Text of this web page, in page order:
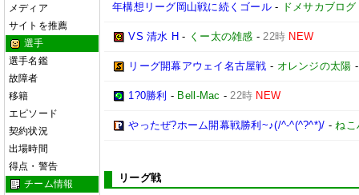
メディア
サイトを推薦
選手
選手名鑑
故障者
移籍
エピソード
契約状況
出場時間
得点・警告
チーム情報
年構想リーグ岡山戦に続くゴール - ドメサカブログ
VS 清水 H - くー太の雑感 -22時 NEW
リーグ開幕アウェイ名古屋戦 - オレンジの太陽
1?0勝利 - Bell-Mac -22時 NEW
やったぜ?ホーム開幕戦勝利~♪(/^-^(^?^*)/ -ねこ
リーグ戦